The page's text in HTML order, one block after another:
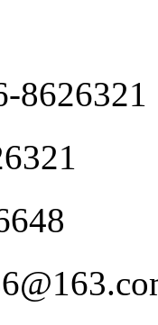
8626321